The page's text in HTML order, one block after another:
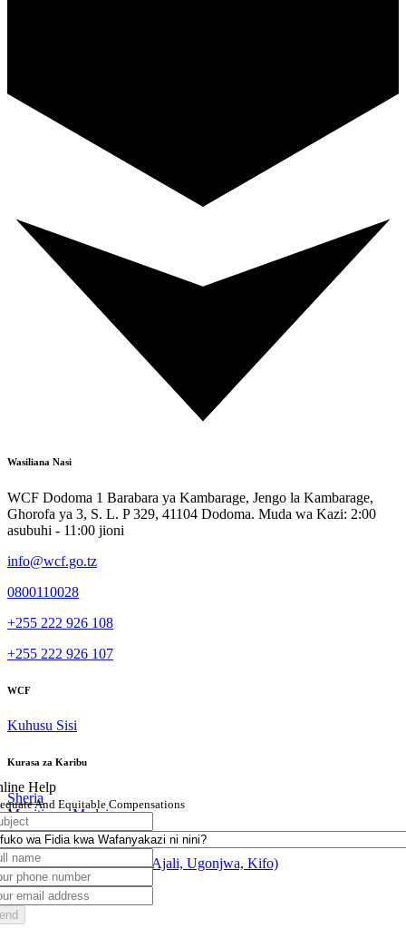
Help
And Equitable Compensations
Wasiliana Nasi
WCF Dodoma 1 Barabara ya Kambarage, Jengo la Kambarage,
Ghorofa ya 3, S. L. P 329, 41104 Dodoma. Muda wa Kazi: 2:00
asubuhi - 11:00 jioni
info@wcf.go.tz
0800110028
+255 222 926 108
+255 222 926 107
WCF
Kuhusu Sisi
Kurasa za Karibu
Sheria
Mapitio ya Madai
eMikutano
Usajili na Michango
Taarifa ya Tukio Kazini (Ajali, Ugonjwa, Kifo)
Tovuti Mashuhuri